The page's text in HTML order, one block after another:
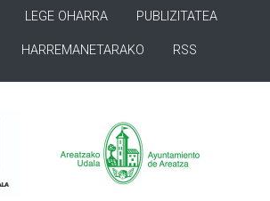
LEGE OHARRA PUBLIZITATEA
HARREMANETARAKO RSS